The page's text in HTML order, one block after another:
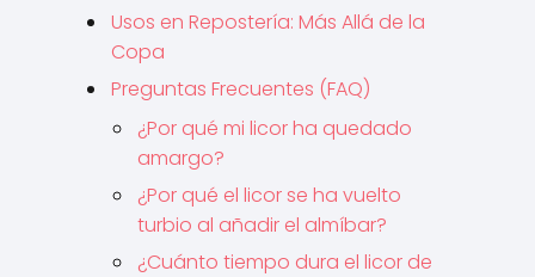
Usos en Repostería: Más Allá de la
Copa
Preguntas Frecuentes (FAQ)
¿Por qué mi licor ha quedado
amargo?
¿Por qué el licor se ha vuelto
turbio al añadir el almíbar?
¿Cuánto tiempo dura el licor de